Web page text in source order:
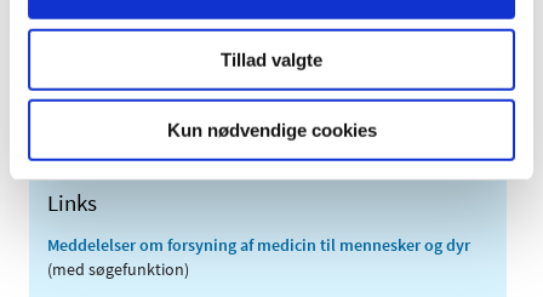
Tillad valgte
Kun nødvendige cookies
2008 (8)
2006 (9)
Links
Meddelelser om forsyning af medicin til mennesker og dyr
(med søgefunktion)